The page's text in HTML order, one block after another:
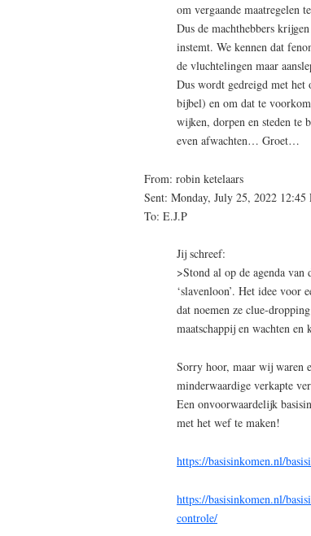
om vergaande maatregelen
Dus de machthebbers
instemt. We kennen dat
de vluchtelingen maar
Dus wordt gedreigd met
bijbel) en om dat te
wijken, dorpen en steden te
even afwachten… Groet…
From: robin ketelaars
Sent: Monday, July 25, 2022 12:45
To: E.J.P
Jij schreef:
>Stond al op de agenda van
‘slavenloon’. Het idee voor
dat noemen ze clue-
maatschappij en wachten en
Sorry hoor, maar wij waren
minderwaardige verkapte
Een onvoorwaardelijk
met het wef te maken!
https://basisinkomen.nl/
https://basisinkomen.nl/
controle/